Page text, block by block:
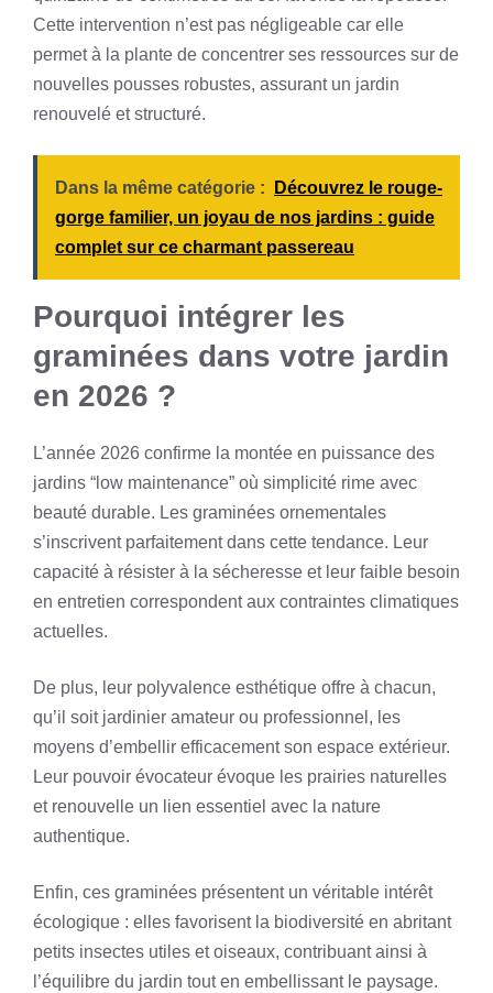
Cette intervention n’est pas négligeable car elle
permet à la plante de concentrer ses ressources sur de
nouvelles pousses robustes, assurant un jardin
renouvelé et structuré.
Dans la même catégorie :
Découvrez le rouge-
gorge familier, un joyau de nos jardins : guide
complet sur ce charmant passereau
Pourquoi intégrer les
graminées dans votre jardin
en 2026 ?
L’année 2026 confirme la montée en puissance des
jardins “low maintenance” où simplicité rime avec
beauté durable. Les graminées ornementales
s’inscrivent parfaitement dans cette tendance. Leur
capacité à résister à la sécheresse et leur faible besoin
en entretien correspondent aux contraintes climatiques
actuelles.
De plus, leur polyvalence esthétique offre à chacun,
qu’il soit jardinier amateur ou professionnel, les
moyens d’embellir efficacement son espace extérieur.
Leur pouvoir évocateur évoque les prairies naturelles
et renouvelle un lien essentiel avec la nature
authentique.
Enfin, ces graminées présentent un véritable intérêt
écologique : elles favorisent la biodiversité en abritant
petits insectes utiles et oiseaux, contribuant ainsi à
l’équilibre du jardin tout en embellissant le paysage.